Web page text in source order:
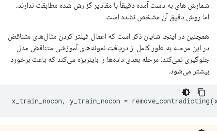
شمارش های به دست آمده دقیقاً با مقادیر گزارش شده مطابقت ندارند،
اما روش دقیق آن مشخص نشده است.
همچنین در اینجا شایان ذکر است که اعمال فیلتر کردن مثال‌های متناقض
در این مرحله به طور کامل از دریافت نمونه‌های آموزشی متناقض مدل
جلوگیری نمی‌کند: مرحله بعدی داده‌ها را باینریزه می‌کند که باعث برخورد
بیشتر می‌شود.
x_train_nocon, y_train_nocon = remove_contradicting(